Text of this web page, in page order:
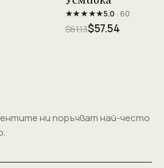
★★★★★5.0 · 60
$61.13$57.54
ни поръчват най-често